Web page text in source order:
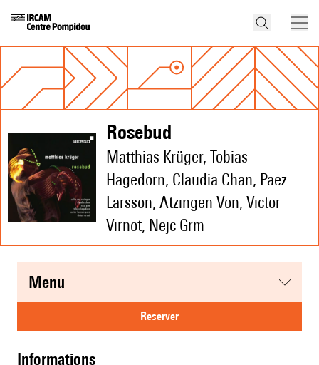
Rosebud
Matthias Krüger, Tobias
Hagedorn, Claudia Chan, Paez
Larsson, Atzingen Von, Victor
Virnot, Nejc Grm
menu
reserver
informations